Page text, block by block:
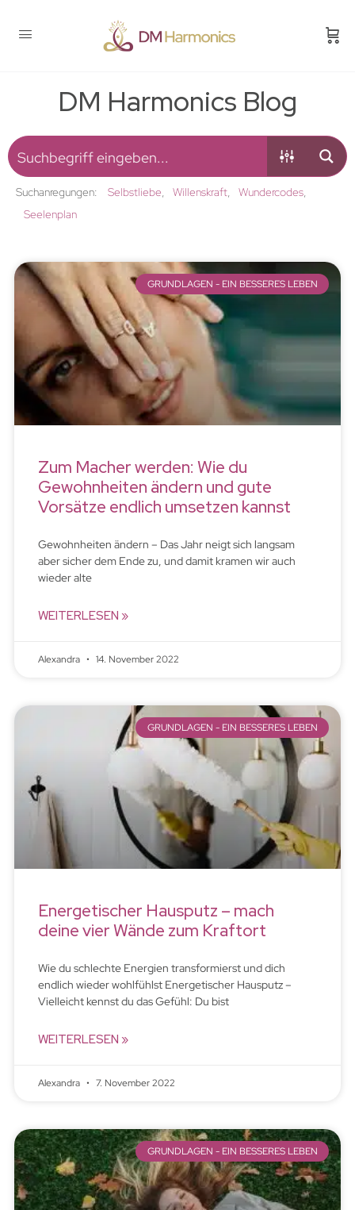
DM Harmonics Blog
Suchanregungen: Selbstliebe Willenskraft
Wundercodes
Seelenplan
GRUNDLAGEN - EIN BESSERES LEBEN
Zum Macher werden: Wie du
Gewohnheiten ändern und gute
Vorsätze endlich umsetzen kannst
Gewohnheiten ändern – Das Jahr neigt sich langsam
aber sicher dem Ende zu, und damit kramen wir auch
wieder alte
WEITERLESEN »
Alexandra 14. November 2022
GRUNDLAGEN - EIN BESSERES LEBEN
Energetischer Hausputz – mach
deine vier Wände zum Kraftort
Wie du schlechte Energien transformierst und dich
endlich wieder wohlfühlst Energetischer Hausputz –
Vielleicht kennst du das Gefühl: Du bist
WEITERLESEN »
Alexandra 7. November 2022
GRUNDLAGEN - EIN BESSERES LEBEN